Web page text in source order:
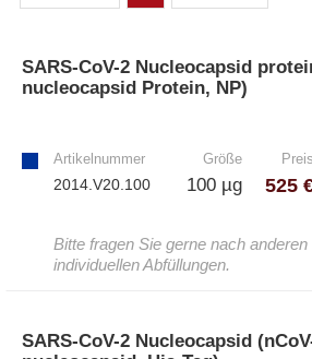
Athens
– Antikörper
PeptiGrowth
SARS-CoV-2 Nucleocapsid
nucleocapsid Protein, NP)
Artikelnummer Größe Preis
2014.V20.100 100 µg 525
Bitte fragen Sie gerne nach
individuellen Abfüllungen.
SARS-CoV-2 Nucleocapsid